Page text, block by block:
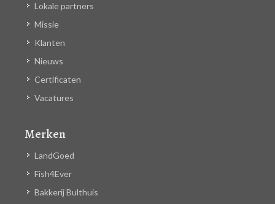
Lokale partners
Missie
Klanten
Nieuws
Certificaten
Vacatures
Merken
LandGoed
Fish4Ever
Bakkerij Bulthuis